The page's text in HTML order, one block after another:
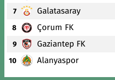
7 Galatasaray
8 Çorum FK
9 Gaziantep FK
10 Alanyaspor